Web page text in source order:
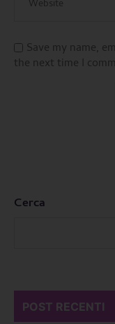
Save my name,
the next time I
Cerca
POST RECENTI